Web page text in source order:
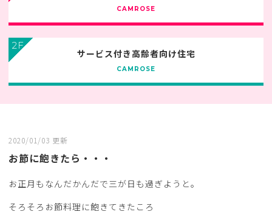
CAMROSE
2F
サービス付き高齢者向け住宅
CAMROSE
2020/01/03 更新
お節に飽きたら・・・
お正月もなんだかんだで三が日も過ぎようと。
そろそろお節料理に飽きてきたころ